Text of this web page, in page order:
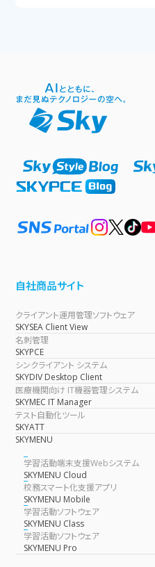
自社商品サイト
クライアント運用管理ソフトウェア
SKYSEA Client View
名刺管理
SKYPCE
シンクライアント システム
SKYDIV Desktop Client
医療機関向け IT機器管理システム
SKYMEC IT Manager
テスト自動化ツール
SKYATT
SKYMENU
学習活動端末支援Webシステム
SKYMENU Cloud
校務スマート化支援アプリ
SKYMENU Mobile
学習活動ソフトウェア
SKYMENU Class
学習活動ソフトウェア
SKYMENU Pro